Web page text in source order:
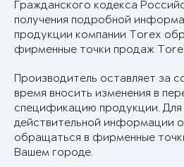
Гражданского кодекса
получения подробной
продукции компании Torex
фирменные точки продаж
Производитель оставляет за
время вносить изменения в
спецификацию продукции. Для
действительной информации
обращаться в фирменные
Вашем городе.